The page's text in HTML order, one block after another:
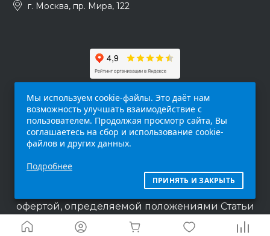
г. Москва, пр. Мира, 122
интернет-сайт (
исключительно информационный характер и
ни при каких условиях не является публичной
офертой, определяемой положениями Статьи
437 п.2 Гражданского кодекса Российской
Федерации.
Мы используем cookie-файлы. Это даёт нам
возможность улучшать взаимодействие с
пользователем. Продолжая просмотр сайта, Вы
соглашаетесь на сбор и использование cookie-
файлов и других данных.
Подробнее
ПРИНЯТЬ И ЗАКРЫТЬ